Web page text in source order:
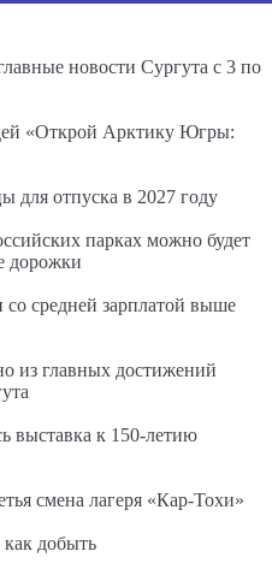
новости Сургута с 3 по
«Открой Арктику Югры:
для отпуска в 2027 году
парках можно будет
дорожки
со средней зарплатой выше
из главных достижений
выставка к 150-летию
смена лагеря «Кар-Тохи»
добыть